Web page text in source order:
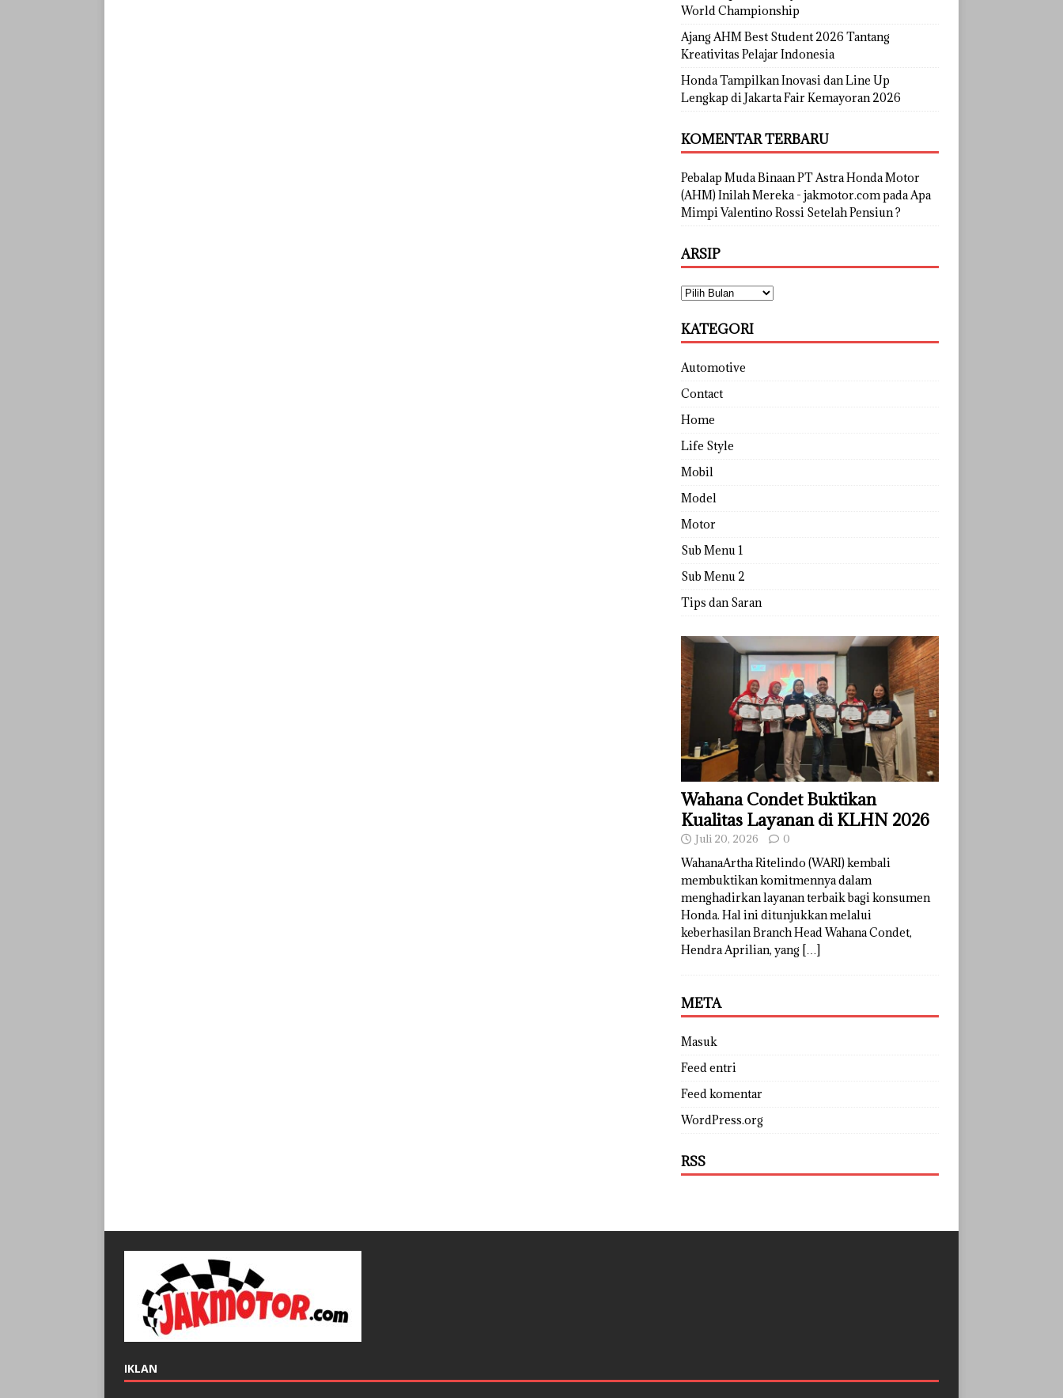
World Championship
Ajang AHM Best Student 2026 Tantang
Kreativitas Pelajar Indonesia
Honda Tampilkan Inovasi dan Line Up
Lengkap di Jakarta Fair Kemayoran 2026
KOMENTAR TERBARU
Pebalap Muda Binaan PT Astra Honda Motor
(AHM) Inilah Mereka - jakmotor.compadaApa
Mimpi Valentino Rossi Setelah Pensiun ?
ARSIP
KATEGORI
Automotive
Contact
Home
Life Style
Mobil
Model
Motor
Sub Menu 1
Sub Menu 2
Tips dan Saran
Wahana Condet Buktikan
Kualitas Layanan di KLHN 2026
Juli 20, 2026 0
WahanaArtha Ritelindo (WARI) kembali
membuktikan komitmennya dalam
menghadirkan layanan terbaik bagi konsumen
Honda. Hal ini ditunjukkan melalui
keberhasilan Branch Head Wahana Condet,
Hendra Aprilian, yang […]
META
Masuk
Feed entri
Feed komentar
WordPress.org
RSS
IKLAN